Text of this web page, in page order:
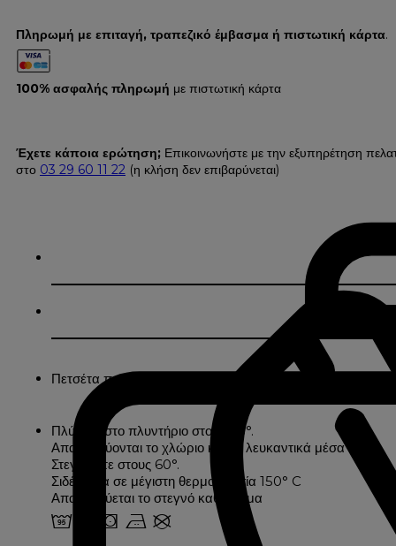
Πληρωμή με επιταγή, τραπεζικό έμβασμα ή πιστωτική κάρτα.
100% ασφαλής πληρωμή με πιστωτική κάρτα
Έχετε κάποια ερώτηση; Επικοινωνήστε με την εξυπηρέτηση
στο 03 29 60 11 22 (η κλήση δεν επιβαρύνεται)
Πετσέτα πετσετέ 500 γραμμάρια με μονόκλωνες θηλιές.
Πλύσιμο στο πλυντήριο στους 95°.
Απαγορεύονται το χλώριο και τα λευκαντικά μέσα
Στεγνώστε στους 60°.
Σιδέρωμα σε μέγιστη θερμοκρασία 150° C
Απαγορεύεται το στεγνό καθάρισμα
2 o s b U